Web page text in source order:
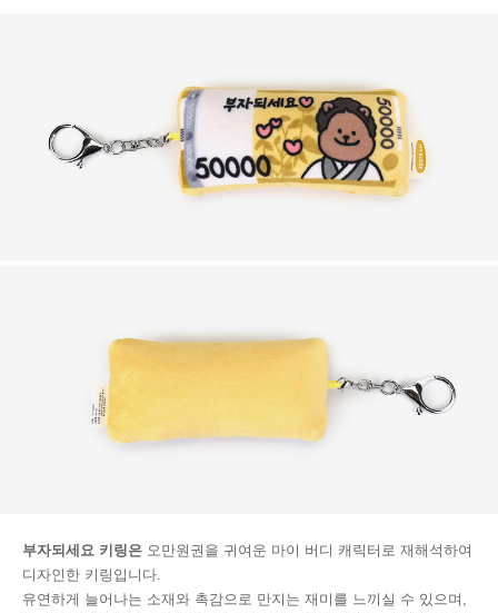
부자되세요 키링은 오만원권을 귀여운 마이 버디 캐릭터로 재해석하여
디자인한 키링입니다.
유연하게 늘어나는 소재와 촉감으로 만지는 재미를 느끼실 수 있으며,